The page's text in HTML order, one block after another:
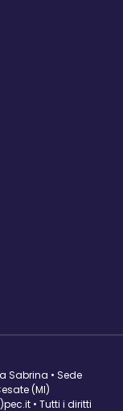
Sabrina • Sede
(MI)
• Tutti i diritti